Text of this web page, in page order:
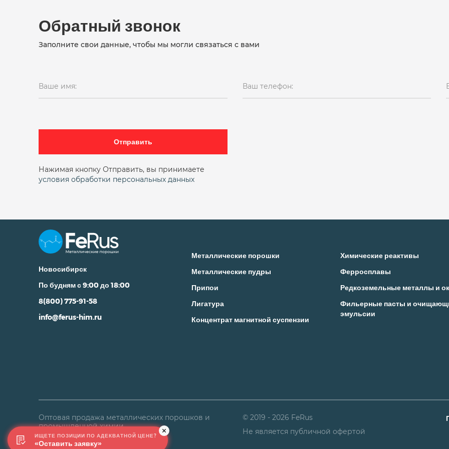
Обратный звонок
Заполните свои данные, чтобы мы могли связаться с вами
Ваше имя: Ваш телефон:
Отправить
Нажимая кнопку Отправить, вы принимаете
условия обработки персональных данных
Новосибирск
По будням с 9:00 до 18:00
8(800) 775-91-58
info@ferus-him.ru
Металлические порошки
Металлические пудры
Припои
Лигатура
Концентрат магнитной суспензии
Химические реактивы
Ферросплавы
Редкоземельные металлы и
Фильерные пасты и
эмульсии
Оптовая продажа металлических порошков и
промышленной химии
© 2019 - 2026 FeRus
Не является публичной офертой
ИЩЕТЕ ПОЗИЦИИ ПО АДЕКВАТНОЙ ЦЕНЕ?
«Оставить заявку»